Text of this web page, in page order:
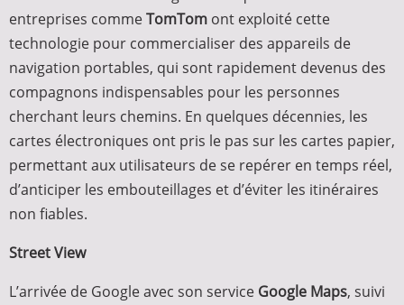
entreprises commeTomTom ont exploité cette
technologie pour commercialiser des appareils de
navigation portables, qui sont rapidement devenus des
compagnons indispensables pour les personnes
cherchant leurs chemins. En quelques décennies, les
cartes électroniques ont pris le pas sur les cartes papier,
permettant aux utilisateurs de se repérer en temps réel,
d’anticiper les embouteillages et d’éviter les itinéraires
non fiables.
Street View
L’arrivée de Google avec son service Google Maps, suivi